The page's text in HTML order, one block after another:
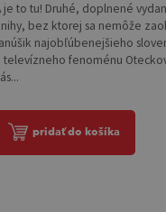
je to tu! Druhé, doplnené
bez ktorej sa nemôže
najobľúbenejšieho
televízneho fenoménu
pridať do košíka